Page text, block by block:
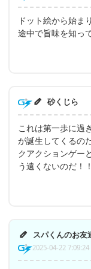
ドット絵から始ま
途中で旨味を知っ
砂くじら
これは第一歩に過
が誕生してくるの
クアクションゲー
う遠くないのだ！
スパくんのお友
2025-04-22 7:09:24